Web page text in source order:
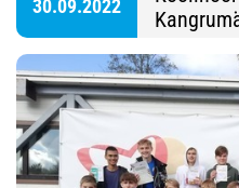
30.09.2022